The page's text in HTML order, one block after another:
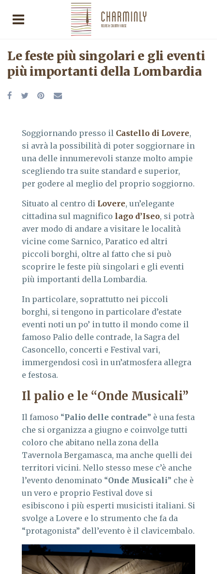
Le feste più singolari e gli eventi
più importanti della Lombardia
Soggiornando presso il Castello di Lovere,
si avrà la possibilità di poter soggiornare in
una delle innumerevoli stanze molto ampie
scegliendo tra suite standard e superior,
per godere al meglio del proprio soggiorno.
Situato al centro di Lovere, un’elegante
cittadina sul magnifico lago d’Iseo, si potrà
aver modo di andare a visitare le località
vicine come Sarnico, Paratico ed altri
piccoli borghi, oltre al fatto che si può
scoprire le feste più singolari e gli eventi
più importanti della Lombardia.
In particolare, soprattutto nei piccoli
borghi, si tengono in particolare d’estate
eventi noti un po’ in tutto il mondo come il
famoso Palio delle contrade, la Sagra del
Casoncello, concerti e Festival vari,
immergendosi così in un’atmosfera allegra
e festosa.
Il palio e le “Onde Musicali”
Il famoso “Palio delle contrade” è una festa
che si organizza a giugno e coinvolge tutti
coloro che abitano nella zona della
Tavernola Bergamasca, ma anche quelli dei
territori vicini. Nello stesso mese c’è anche
l’evento denominato “Onde Musicali” che è
un vero e proprio Festival dove si
esibiscono i più esperti musicisti italiani. Si
svolge a Lovere e lo strumento che fa da
“protagonista” dell’evento è il clavicembalo.